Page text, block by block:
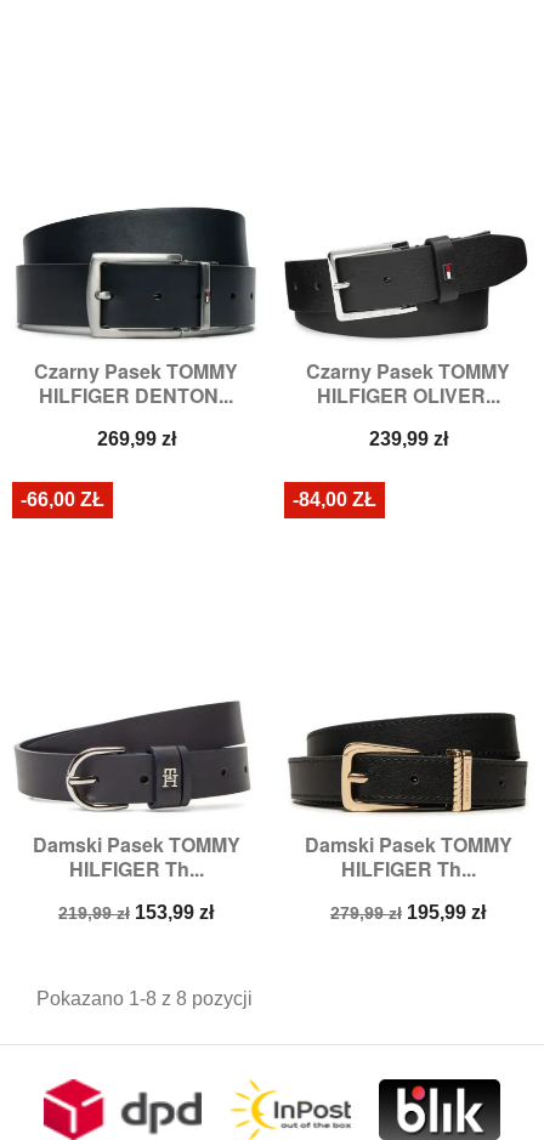
Czarny Pasek TOMMY
HILFIGER DENTON...
Cena
269,99 zł
Czarny Pasek TOMMY
HILFIGER OLIVER...
Cena
239,99 zł
Damski Pasek TOMMY
HILFIGER Th...
Cena
219,99 zł Cena
153,99 zł
-66,00 ZŁ
Damski Pasek TOMMY
HILFIGER Th...
Cena
279,99 zł Cena
195,99 zł
-84,00 ZŁ
Pokazano 1-8 z 8 pozycji